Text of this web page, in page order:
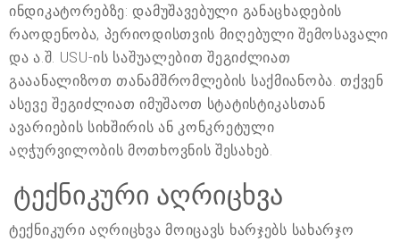
ინდიკატორებზე: დამუშავებული განაცხადების
რაოდენობა, პერიოდისთვის მიღებული შემოსავალი
და ა.შ. USU-ის საშუალებით შეგიძლიათ
გააანალიზოთ თანამშრომლების საქმიანობა. თქვენ
ასევე შეგიძლიათ იმუშაოთ სტატისტიკასთან
ავარიების სიხშირის ან კონკრეტული
აღჭურვილობის მოთხოვნის შესახებ.
ტექნიკური აღრიცხვა
ტექნიკური აღრიცხვა მოიცავს ხარჯებს სახარჯო